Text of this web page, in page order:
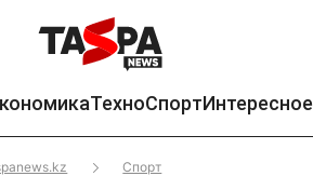
ТехноСпортИнтересное
Спорт